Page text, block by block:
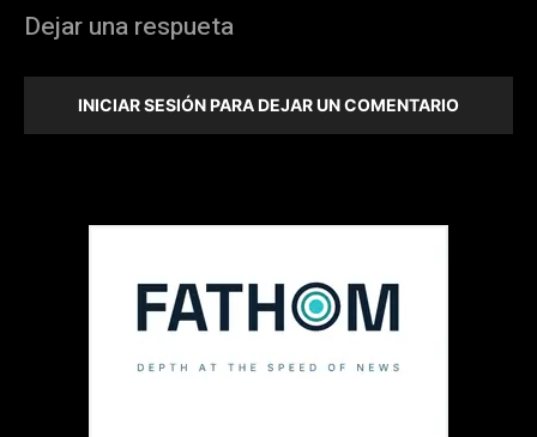
Dejar una respueta
INICIAR SESIÓN PARA DEJAR UN COMENTARIO